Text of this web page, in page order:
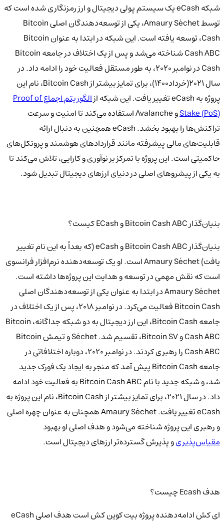
شبکه eCash یک سیستم پولی دیجیتال و ارز رمزنگاری شده است که
توسط Amaury Séchet، یکی از توسعه‌دهندگان اصلی Bitcoin
Cash، توسعه یافته است. این شبکه در ابتدا به عنوان Bitcoin
Cash ABC شناخته می‌شد و پس از یک اختلاف در جامعه Bitcoin
Cash در نوامبر 2020، به طور مستقل فعالیت خود را ادامه داد. در
سال 2021(خرداد۱۴۰۰)، برای تمایز بیشتر از Bitcoin Cash، نام این
پروژه به eCash تغییر یافت. این شبکه از
الگوریتم اجماع Proof of
Stake (PoS)
و Avalanche استفاده می‌کند تا امنیت و سرعت
تراکنش‌ها را بهبود بخشد. eCash همچنین به دنبال ارائه
قابلیت‌های مالی پیشرفته مانند قراردادهای هوشمند و پروتکل‌های
حاکمیتی است. این پروژه با تمرکز بر نوآوری و کارایی، تلاش می‌کند تا
به یکی از پیشروهای اصلی در دنیای ارزهای دیجیتال تبدیل شود.
بنیان‌گذار Bitcoin Cash ABC و ECash کیست؟
بنیان‌گذار Bitcoin Cash ABC و eCash (که بعداً به این نام تغییر
یافت) Amaury Séchet است. او یک توسعه‌دهنده نرم‌افزار فرانسوی
است که نقش مهمی در توسعه و هدایت این پروژه‌ها داشته است.
Amaury Séchet در ابتدا به عنوان یکی از توسعه‌دهندگان اصلی
Bitcoin Cash فعالیت می‌کرد. در نوامبر 2018، پس از یک اختلاف در
جامعه Bitcoin Cash، این ارز دیجیتال به دو شبکه جداگانه، Bitcoin
Cash ABC و Bitcoin SV، تقسیم شد. Séchet و تیمش Bitcoin
Cash ABC را رهبری کردند. در نوامبر 2020، دوباره اختلافاتی در
جامعه Bitcoin Cash پیش آمد که منجر به ایجاد یک فورک جدید
شد، و شبکه جدید با نام Bitcoin Cash ABC به فعالیت خود ادامه
داد. در سال 2021، برای تمایز بیشتر از Bitcoin Cash، نام این پروژه به
eCash تغییر یافت. Amaury Séchet همچنان به عنوان چهره اصلی
و رهبری این پروژه شناخته می‌شود و هدف اصلی او بهبود
مقیاس‌پذیریو پذیرش گسترده‌تر ارزهای دیجیتال است.
هدف ‏Ecash چیست؟
ای کش‌ ادامه‌دهنده پروژه بیت کوین کش است هدف اصلی eCash